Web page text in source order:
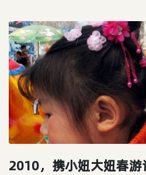
2010，携小妞大妞春游